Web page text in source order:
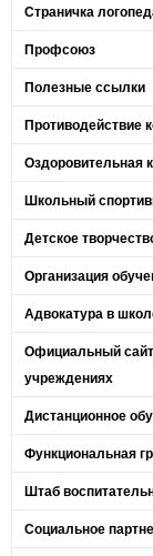
Страничка
Профсоюз
Полезные ссылки
Противодействие
Оздоровительная
Школьный
Детское
Организация
Адвокатура в
Официальный
учреждениях
Дистанционное
Функциональная
Штаб
Социальное